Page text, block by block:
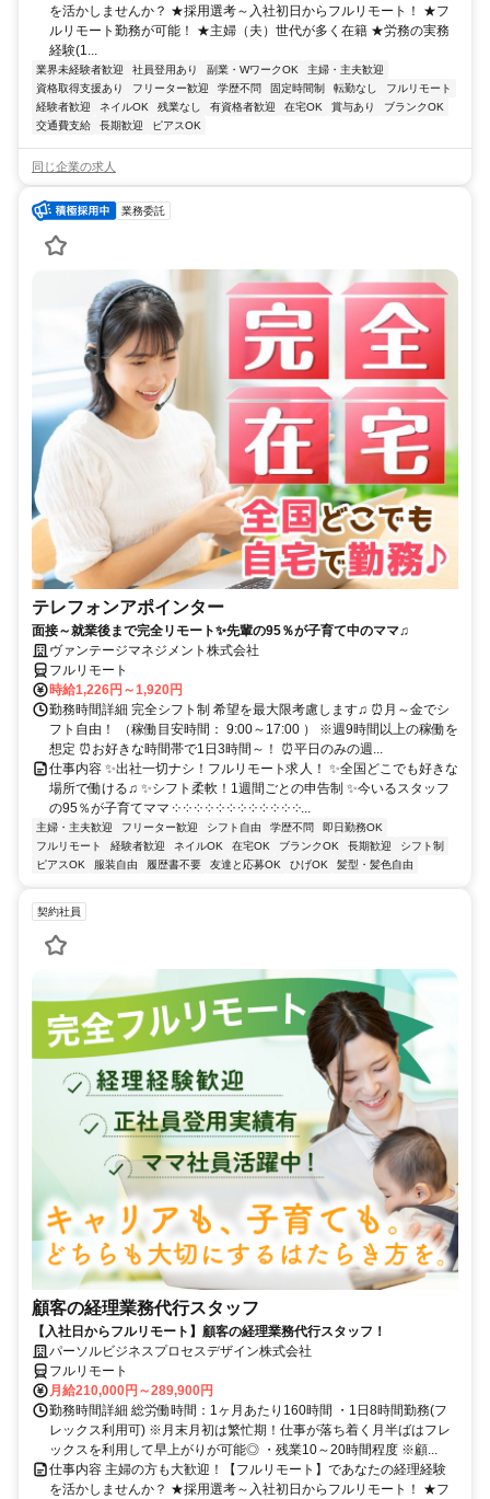
を活かしませんか？ ★採用選考～入社初日からフルリモート！ ★フ
ルリモート勤務が可能！ ★主婦（夫）世代が多く在籍 ★労務の実務
経験(1...
業界未経験者歓迎 社員登用あり 副業・WワークOK
主婦・主夫歓迎
資格取得支援あり
フリーター歓迎 学歴不問 固定時間制 転勤なし
フルリモート
経験者歓迎
ネイルOK 残業なし 有資格者歓迎 在宅OK 賞与あり
ブランクOK
交通費支給
長期歓迎 ピアスOK
同じ企業の求人
業務委託
テレフォンアポインター
面接～就業後まで完全リモート✨先輩の95％が子育て中のママ♫
ヴァンテージマネジメント株式会社
フルリモート
時給1,226円～1,920円
勤務時間詳細 完全シフト制 希望を最大限考慮します♫ ⏰月～金でシ
フト自由！ （稼働目安時間： 9:00～17:00 ） ※週9時間以上の稼働を
想定 ⏰お好きな時間帯で1日3時間～！ ⏰平日のみの週...
仕事内容 ✨出社一切ナシ！フルリモート求人！ ✨全国どこでも好きな
場所で働ける♫ ✨シフト柔軟！1週間ごとの申告制 ✨今いるスタッフ
の95％が子育てママ ༶ ༶ ༶ ༶ ༶ ༶ ༶ ༶ ༶ ༶ ༶ ༶...
主婦・主夫歓迎 フリーター歓迎 シフト自由 学歴不問
即日勤務OK
フルリモート
経験者歓迎 ネイルOK 在宅OK ブランクOK 長期歓迎
シフト制
ピアスOK
服装自由 履歴書不要 友達と応募OK ひげOK 髪型・髪色自由
契約社員
顧客の経理業務代行スタッフ
【入社日からフルリモート】顧客の経理業務代行スタッフ！
パーソルビジネスプロセスデザイン株式会社
フルリモート
月給210,000円～289,900円
勤務時間詳細 総労働時間：1ヶ月あたり160時間 ・1日8時間勤務(フ
レックス利用可) ※月末月初は繁忙期！仕事が落ち着く月半ばはフレ
ックスを利用して早上がりが可能◎ ・残業10～20時間程度 ※顧...
仕事内容 主婦の方も大歓迎！【フルリモート】であなたの経理経験
を活かしませんか？ ★採用選考～入社初日からフルリモート！ ★フ